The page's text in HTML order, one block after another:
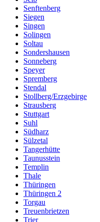
Senftenberg
Siegen
Singen
Solingen
Soltau
Sondershausen
Sonneberg
Speyer
Spremberg
Stendal
Stollberg/Erzgebirge
Strausberg
Stuttgart
Suhl
Südharz
Sülzetal
Tangerhütte
Taunusstein
Templin
Thale
Thüringen
Thüringen 2
Torgau
Treuenbrietzen
Trier